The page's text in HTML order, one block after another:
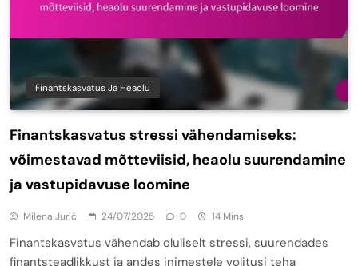
Finantskasvatus Ja Heaolu
Finantskasvatus stressi vähendamiseks:
võimestavad mõtteviisid, heaolu suurendamine
ja vastupidavuse loomine
Milena Jurić 24/07/2025 0 14 Mins
Finantskasvatus vähendab oluliselt stressi, suurendades
finantsteadlikkust ja andes inimestele volitusi teha